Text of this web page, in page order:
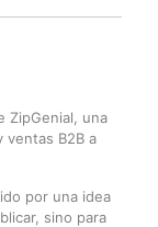
ZipGenial, una
ventas B2B a
por una idea
sino para